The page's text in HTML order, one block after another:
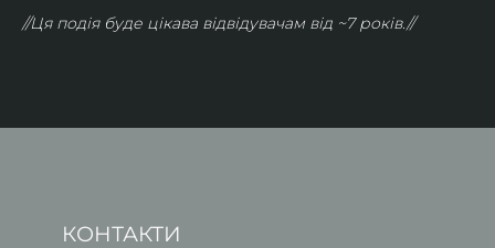
//Ця подія буде цікава відвідувачам від ~7 років.//
КОНТАКТИ